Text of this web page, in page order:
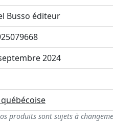
Busso éditeur
2024
produits sont sujets à